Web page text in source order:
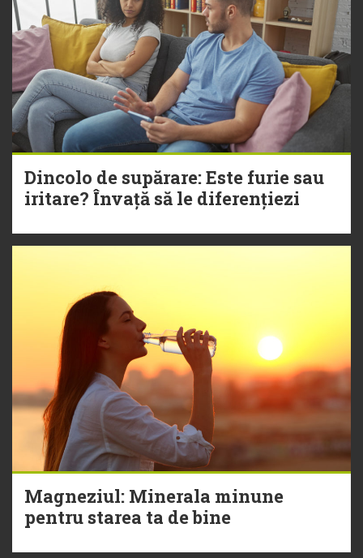
Dincolo de supărare: Este furie sau
iritare? Învață să le diferențiezi
Magneziul: Minerala minune
pentru starea ta de bine